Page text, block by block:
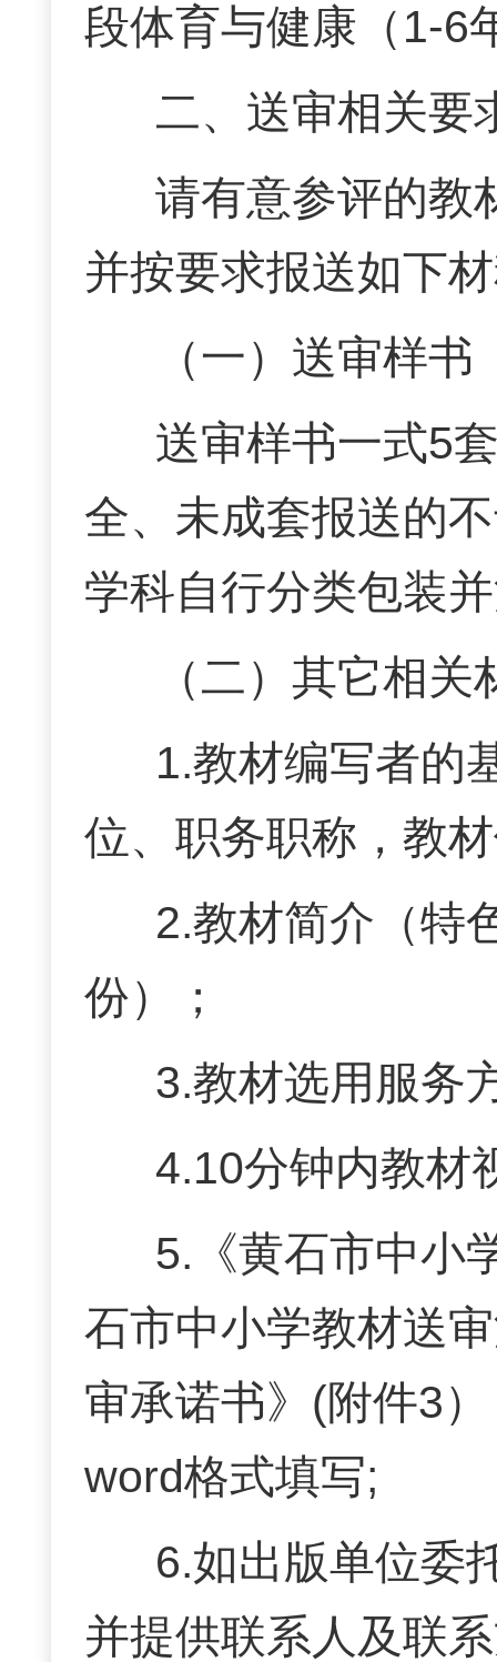
段体育与健康（1-6
二、送审相关要
请有意参评的教
并按要求报送如下
（一）送审样书
送审样书一式5
全、未成套报送的
学科自行分类包装
（二）其它相关
1.教材编写者的
位、职务职称，教
2.教材简介（特
份）；
3.教材选用服务
4.10分钟内教材
5.《黄石市中小
石市中小学教材送
审承诺书》(附件3
word格式填写;
6.如出版单位委
并提供联系人及联